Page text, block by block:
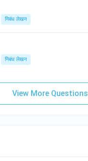
निबंध लेखन
निबंध लेखन
View More Questions